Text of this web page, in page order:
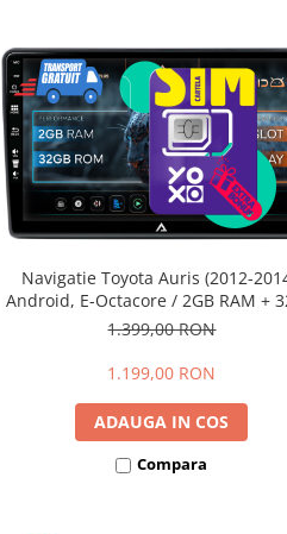
Navigatie Toyota Auris (2012-
Android, E-Octacore / 2GB RAM +
ROM, 9 Inch - AD-BGE9002+AD-
1.399,00 RON
1.199,00 RON
ADAUGA IN COS
Compara